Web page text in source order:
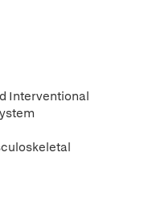
Interventional